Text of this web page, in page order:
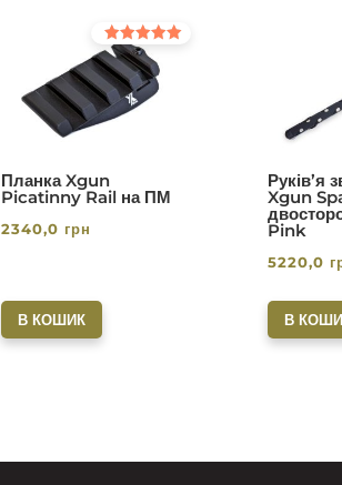
Планка Xgun
Picatinny Rail на ПМ
Оцінено в
5.00
з 5
2340,0 грн
В КОШИК
Руків’я
Xgun
Pink
5220,0
В